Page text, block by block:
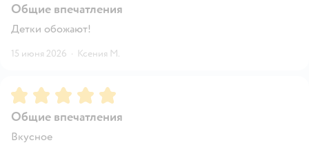
Общие впечатления
Детки обожают!
15 июня 2026 · Ксения М.
Рейтинг:5
Общие впечатления
Вкусное